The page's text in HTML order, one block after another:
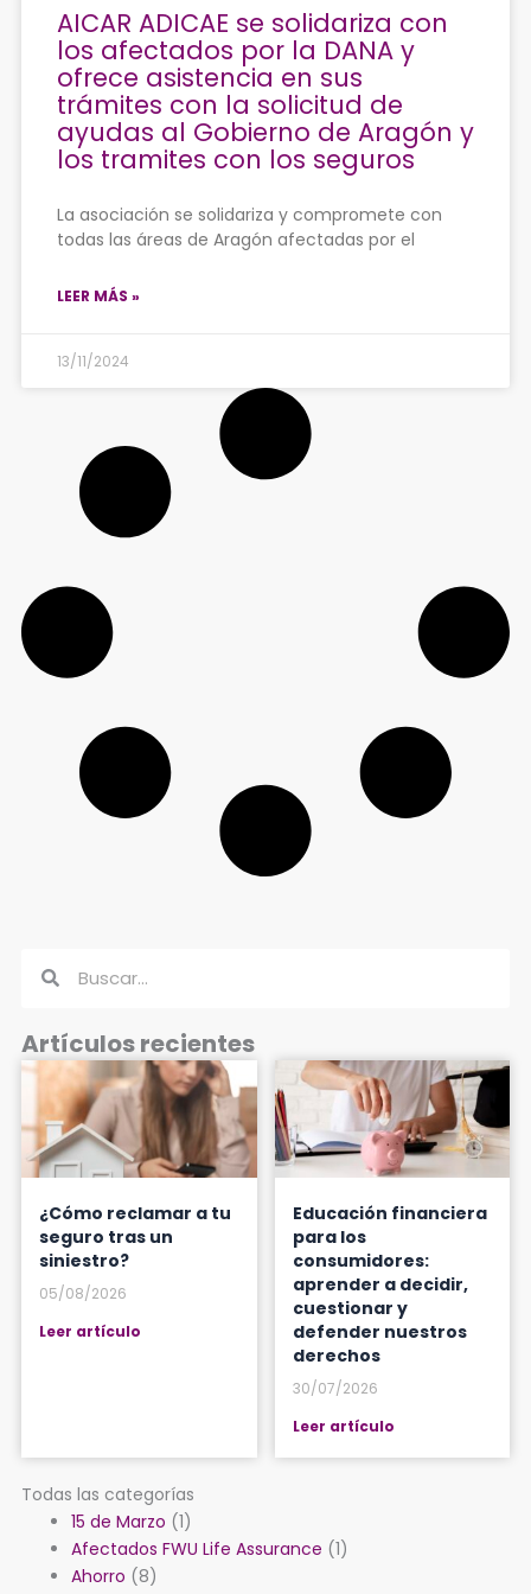
AICAR ADICAE se solidariza con
los afectados por la DANA y
ofrece asistencia en sus
trámites con la solicitud de
ayudas al Gobierno de Aragón y
los tramites con los seguros
La asociación se solidariza y compromete con
todas las áreas de Aragón afectadas por el
LEER MÁS »
13/11/2024
Artículos recientes
¿Cómo reclamar a tu
seguro tras un
siniestro?
05/08/2026
Leer artículo
Educación financiera
para los
consumidores:
aprender a decidir,
cuestionar y
defender nuestros
derechos
30/07/2026
Leer artículo
Todas las categorías
15 de Marzo (1)
Afectados FWU Life Assurance (1)
Ahorro (8)